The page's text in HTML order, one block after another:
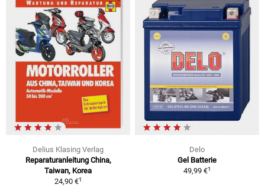
Delius Klasing Verlag
Reparaturanleitung China,
Taiwan, Korea
24,90 €1
Delo
Gel Batterie
49,99 €1